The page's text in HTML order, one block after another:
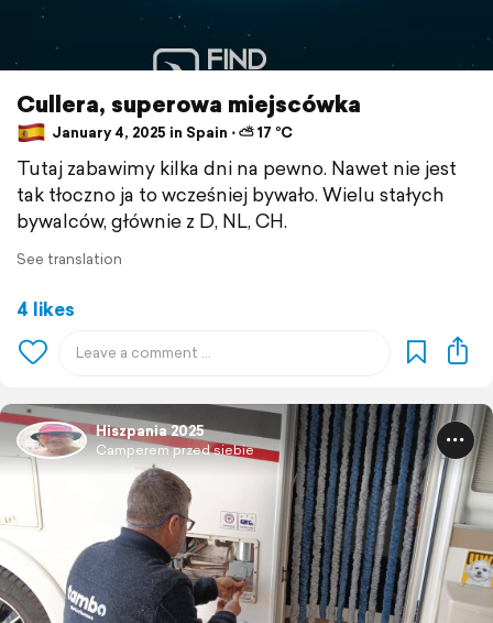
Cullera, superowa miejscówka
January 4, 2025 in Spain ⋅ ⛅ 17 °C
Tutaj zabawimy kilka dni na pewno. Nawet nie jest
tak tłoczno ja to wcześniej bywało. Wielu stałych
bywalców, głównie z D, NL, CH.
See translation
4 likes
Hiszpania 2025
Camperem przed siebie